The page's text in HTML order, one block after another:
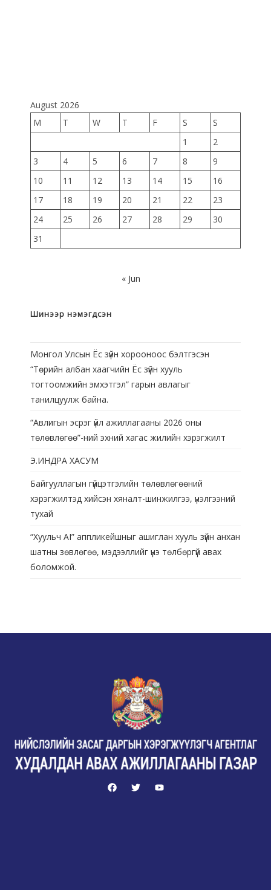
August 2026
M
T W T F S
S
1
2
3
4 5 6 7 8
9
10
11 12 13 14 15
16
17
18 19 20 21 22
23
24
25 26 27 28 29
30
31
« Jun
Шинээр нэмэгдсэн
Монгол Улсын Ёс зүйн хорооноос бэлтгэсэн
“Төрийн албан хаагчийн Ёс зүйн хууль
тогтоомжийн эмхэтгэл” гарын авлагыг
танилцуулж байна.
“Авлигын эсрэг үйл ажиллагааны 2026 оны
төлөвлөгөө”-ний эхний хагас жилийн хэрэгжилт
Э.ИНДРА ХАСУМ
Байгууллагын гүйцэтгэлийн төлөвлөгөөний
хэрэгжилтэд хийсэн хяналт-шинжилгээ, үнэлгээний
тухай
“Хуульч АІ” аппликейшныг ашиглан хууль зүйн анхан
шатны зөвлөгөө, мэдээллийг үнэ төлбөргүй авах
боломжой.